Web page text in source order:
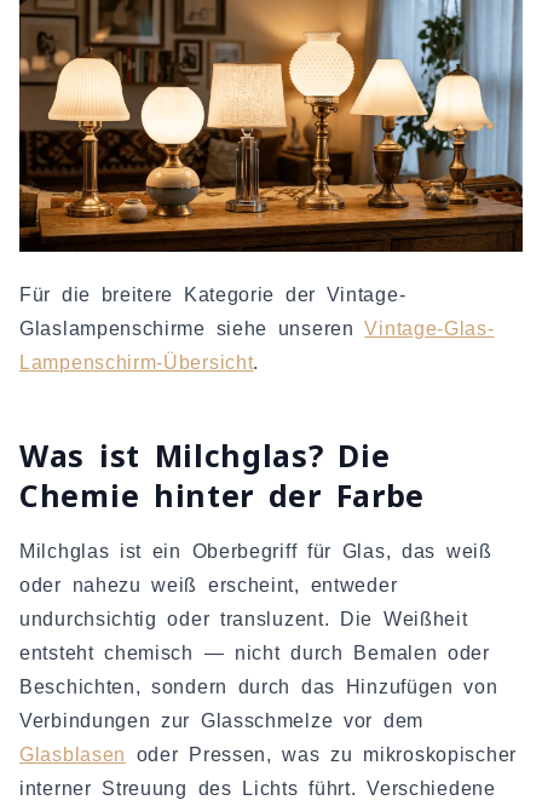
Für die breitere Kategorie der Vintage-
Glaslampenschirme siehe unserenVintage-Glas-
Lampenschirm-Übersicht.
Was ist Milchglas? Die
Chemie hinter der Farbe
Milchglas ist ein Oberbegriff für Glas, das weiß
oder nahezu weiß erscheint, entweder
undurchsichtig oder transluzent. Die Weißheit
entsteht chemisch — nicht durch Bemalen oder
Beschichten, sondern durch das Hinzufügen von
Verbindungen zur Glasschmelze vor dem
Glasblasen
oder Pressen, was zu mikroskopischer
interner Streuung des Lichts führt. Verschiedene